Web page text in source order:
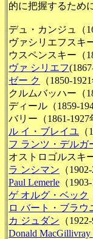
的に把握するため
デュ・カンジュ（
ヴァシリエフスキ
ウスペンスキー（
ヴァ シリエフ
ゼー ク
（1850-
クルムバッハー（
ディール（1859-
バリー（1861-1927
ル イ・ブレイユ
フ ランツ・デルガ
オストロゴルスキ
ラ ンシマン （
Paul Lemerle （
ゲ オルグ・ベック
ロ バート・ブラウ
カ ジュダン （
Donald MacGillivray